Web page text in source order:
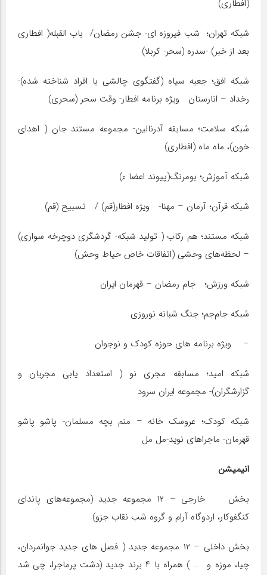
(افطاری)
شبکه تهران؛ شب فیروزه ای- جشن رمضان/ باب القبله( افطاری
بعد از خبر) -سدره (سحر- کربلا)
شبکه افق؛ جعبه سیاه (گفتگوی چالشی با افراد شناخته شده)-
رخداد – انارستان ویژه برنامه افطار- وقت سحر (سحری)
شبکه سلامت؛ مسابقه آدرنالین- مجموعه مستند جان ( اهدای
خون)، ماه ماه (افطاری)
شبکه آموزش؛ بومرنگ(پیوند اعضا ء)
شبکه قرآن؛ آرمان – مهنا- ویژه افطار(قم) / تسبیح (قم)
شبکه مستند؛ هم رکاب ( تولید شبکه- گردشگری دوچرخه سواری)
– لحظه‌های وحشی (اتفاقات خاص حیاط وحش)
شبکه ورزش؛ جام رمضان – قهرمان ایران
شبکه جام‌جم؛ جنگ شبانه نوروزی
– ویژه برنامه های حوزه کودک و نوجوان
شبکه امید؛ مسابقه مجری نو ( استعداد یابی مجریان و
گزارشگران)- مجموعه ایران سرود
شبکه کودک؛ عروسک خانه – منم بچه مسلمان- پاشو پاشو
قهرمان- ماجراهای نوید-مل مل
انیمیشن
بخش خارجی – ۱۲ مجموعه جدید (مجموعه‌های پاندای
کنگفوکار، اردوگاه آرام و گروه شب نقاب جزو)
بخش داخلی – ۱۲ مجموعه جدید ( فصل های جدید جوانمردان،
چیا، موزه و … ) همراه با ۴ برند جدید (دشت پرماجرا، چی شد